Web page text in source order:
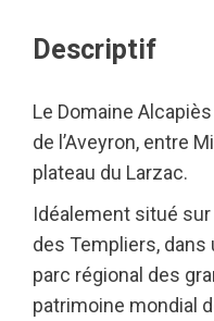
Descriptif
Le Domaine
de l’Aveyron, entre
plateau du Larzac.
Idéalement situé
des Templiers,
parc régional des
patrimoine mondial